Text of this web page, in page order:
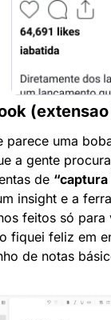
parece uma
a gente
de “captura
insight e a
feitos só
fiquei feliz em
de notas